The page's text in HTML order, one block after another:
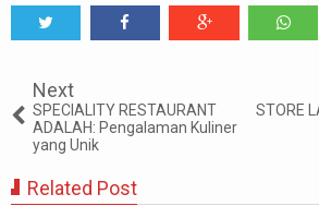
Next
SPECIALITY RESTAURANT
ADALAH: Pengalaman Kuliner
yang Unik
STORE
Related Post